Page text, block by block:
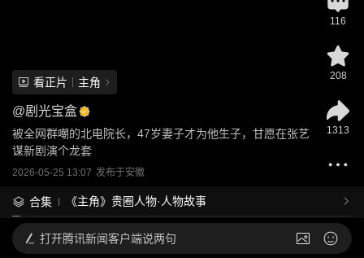
看正片 主角
@剧光宝盒
被全网群嘲的北电院长，47岁妻子才为他生子，甘愿在张艺
谋新剧演个龙套
2026-05-25 13:07 发布于安徽
合集 《主角》贵圈人物·人物故事
116
208
1313
打开腾讯新闻客户端说两句